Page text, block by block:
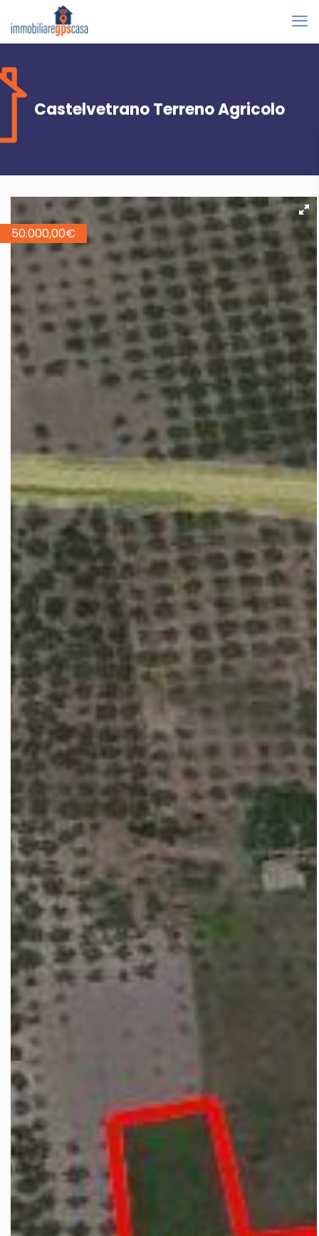
Castelvetrano Terreno Agricolo
50.000,00€